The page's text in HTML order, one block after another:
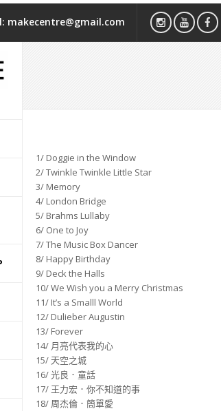
makecentre@gmail.com
1/ Doggie in the Window
2/ Twinkle Twinkle Little Star
3/ Memory
4/ London Bridge
5/ Brahms Lullaby
6/ One to Joy
7/ The Music Box Dancer
8/ Happy Birthday
9/ Deck the Halls
10/ We Wish you a Merry Christmas
11/ It’s a Smalll World
12/ Dulieber Augustin
13/ Forever
14/ 月亮代表我的心
15/ 天空之城
16/ 光良．童話
17/ 王力宏．你不知道的事
18/ 周杰倫．簡單愛